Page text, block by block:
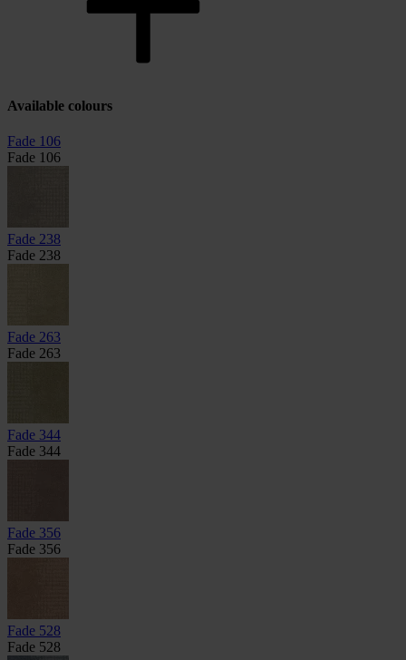
Available colours
Fade 106
Fade 106
Fade 238
Fade 238
Fade 263
Fade 263
Fade 344
Fade 344
Fade 356
Fade 356
Fade 528
Fade 528